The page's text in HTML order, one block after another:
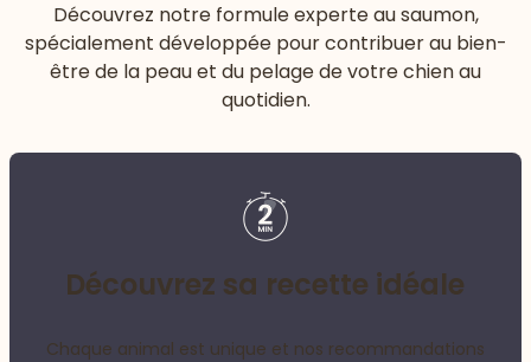
Découvrez notre formule experte au saumon,
spécialement développée pour contribuer au bien-
être de la peau et du pelage de votre chien au
quotidien.
Découvrez sa recette idéale
Chaque animal est unique et nos recommandations